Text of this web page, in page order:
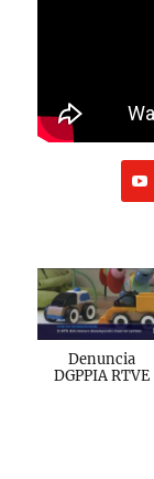
Denuncia
DGPPIA RTVE